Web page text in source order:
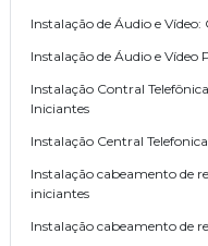
Instalação de Áudio e
Instalação de Áudio e Vídeo
Instalação Contral
Iniciantes
Instalação Central
Instalação cabeamento de
iniciantes
Instalação cabeamento de